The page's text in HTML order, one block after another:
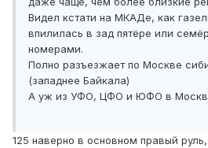
Видел кстати на МКАДе, как
впилилась в зад пятёре или
номерами.
Полно разъезжает по Москве
(западнее Байкала)
А уж из УФО, ЦФО и ЮФО в
125 наверно в основном правый